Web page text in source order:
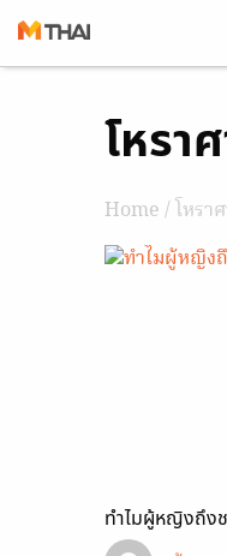
โหรา
Home/ โหรา
ทำไมผู้หญิงถึง